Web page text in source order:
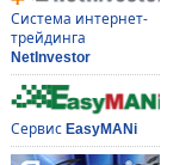
Система интернет-
трейдинга
NetInvestor
Сервис EasyMANi